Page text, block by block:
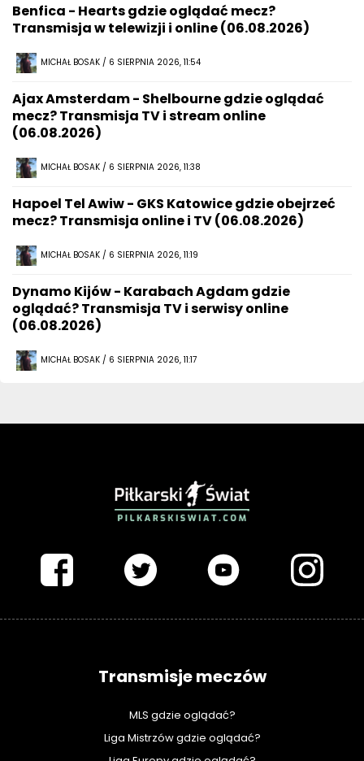
Benfica - Hearts gdzie oglądać mecz?
Transmisja w telewizji i online (06.08.2026)
MICHAŁ BOSAK / 6 SIERPNIA 2026, 11:54
Ajax Amsterdam - Shelbourne gdzie oglądać
mecz? Transmisja TV i stream online
(06.08.2026)
MICHAŁ BOSAK / 6 SIERPNIA 2026, 11:38
Hapoel Tel Awiw - GKS Katowice gdzie obejrzeć
mecz? Transmisja online i TV (06.08.2026)
MICHAŁ BOSAK / 6 SIERPNIA 2026, 11:19
Dynamo Kijów - Karabach Agdam gdzie
oglądać? Transmisja TV i serwisy online
(06.08.2026)
MICHAŁ BOSAK / 6 SIERPNIA 2026, 11:17
Transmisje meczów
MLS gdzie oglądać?
Liga Mistrzów gdzie oglądać?